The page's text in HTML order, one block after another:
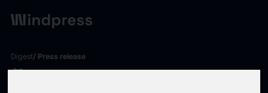
Digest/ Press release
calendar_today